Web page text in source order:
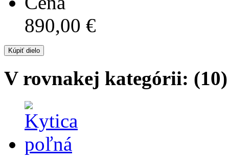
890,00 €
V rovnakej kategórii: (10)